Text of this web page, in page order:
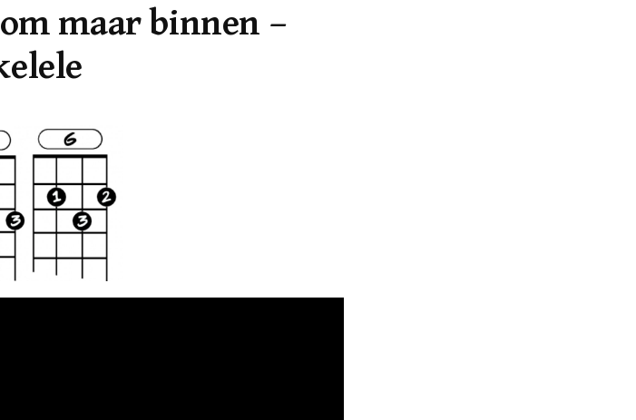
maar binnen –